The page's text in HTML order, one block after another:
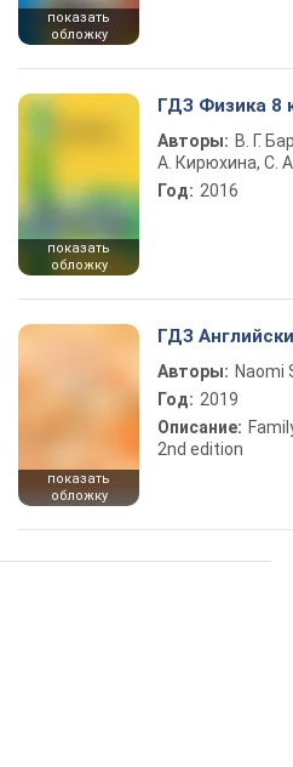
показать
обложку
показать
обложку
ГДЗ Физика 8
Авторы: В. Г.
А. Кирюхина, С.
Год: 2016
показать
обложку
ГДЗ
Авторы: Naomi
Год: 2019
Описание:
2nd edition